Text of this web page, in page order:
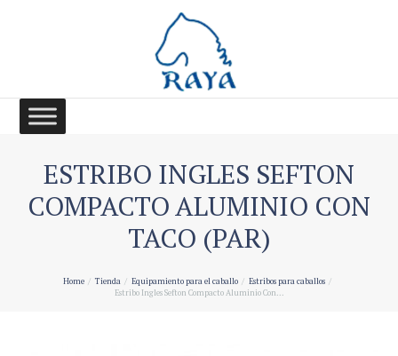
ESTRIBO INGLES SEFTON
COMPACTO ALUMINIO CON
TACO (PAR)
Home Tienda Equipamiento para el caballo
Estribos para caballos
Estribo Ingles Sefton Compacto Aluminio Con...